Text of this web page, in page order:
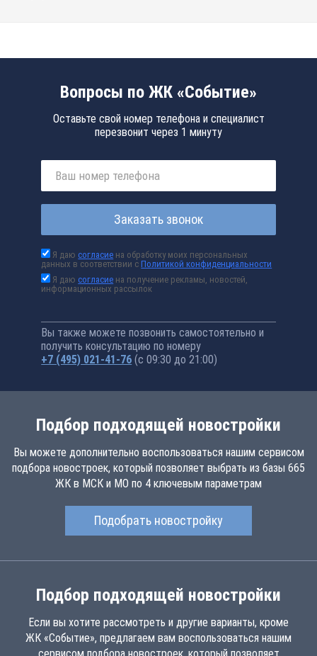
Вопросы по ЖК «Событие»
Оставьте свой номер телефона и специалист
перезвонит через 1 минуту
Заказать звонок
Я даюсогласие на обработку моих персональных
данных в соответствии сПолитикой конфиденциальности
Я даюсогласие на получение рекламы, новостей,
информационных рассылок
Вы также можете позвонить самостоятельно и
получить консультацию по номеру
+7 (495) 021-41-76 (с 09:30 до 21:00)
Подбор подходящей новостройки
Вы можете дополнительно воспользоваться нашим сервисом
подбора новостроек, который позволяет выбрать из базы 665
ЖК в МСК и МО по 4 ключевым параметрам
Подобрать новостройку
Подбор подходящей новостройки
Если вы хотите рассмотреть и другие варианты, кроме
ЖК «Событие», предлагаем вам воспользоваться нашим